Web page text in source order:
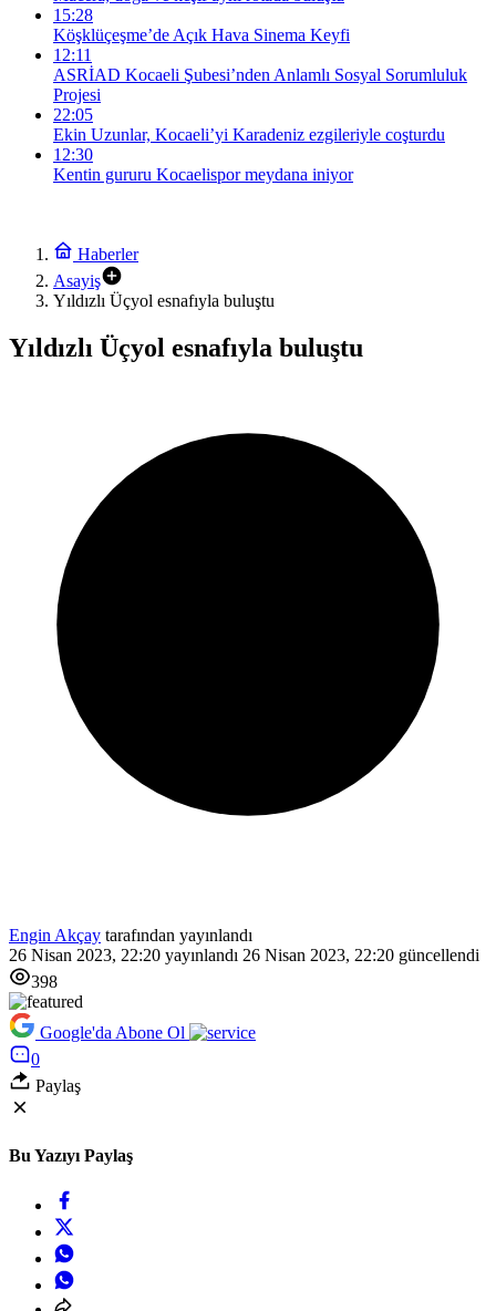
15:28
Köşklüçeşme’de Açık Hava Sinema Keyfi
12:11
ASRİAD Kocaeli Şubesi’nden Anlamlı Sosyal Sorumluluk
Projesi
22:05
Ekin Uzunlar, Kocaeli’yi Karadeniz ezgileriyle coşturdu
12:30
Kentin gururu Kocaelispor meydana iniyor
Haberler
Asayiş
Yıldızlı Üçyol esnafıyla buluştu
Yıldızlı Üçyol esnafıyla buluştu
Engin Akçay tarafından yayınlandı
26 Nisan 2023, 22:20 yayınlandı 26 Nisan 2023, 22:20 güncellendi
398
Google'da Abone Ol
0
Paylaş
Bu Yazıyı Paylaş